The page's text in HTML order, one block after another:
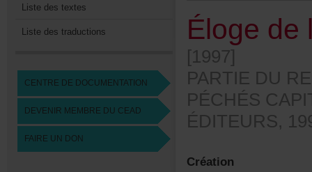
Listedestextes
Listedestraductions
CENTREDEDOCUMENTATION
DEVENIRMEMBREDUCEAD
FAIREUNDON
[1997]
Création